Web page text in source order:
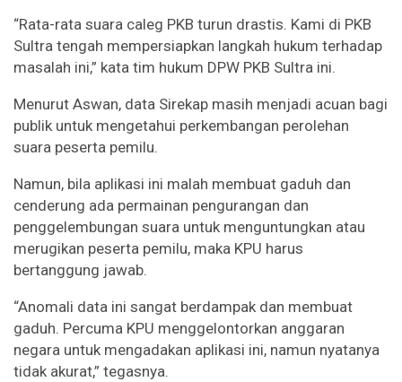
“Rata-rata suara caleg PKB turun drastis. Kami di PKB
Sultra tengah mempersiapkan langkah hukum terhadap
masalah ini,” kata tim hukum DPW PKB Sultra ini.
Menurut Aswan, data Sirekap masih menjadi acuan bagi
publik untuk mengetahui perkembangan perolehan
suara peserta pemilu.
Namun, bila aplikasi ini malah membuat gaduh dan
cenderung ada permainan pengurangan dan
penggelembungan suara untuk menguntungkan atau
merugikan peserta pemilu, maka KPU harus
bertanggung jawab.
“Anomali data ini sangat berdampak dan membuat
gaduh. Percuma KPU menggelontorkan anggaran
negara untuk mengadakan aplikasi ini, namun nyatanya
tidak akurat,” tegasnya.